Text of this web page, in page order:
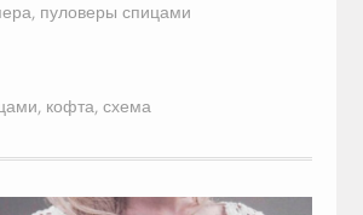
пуловеры спицами
, кофта, схема